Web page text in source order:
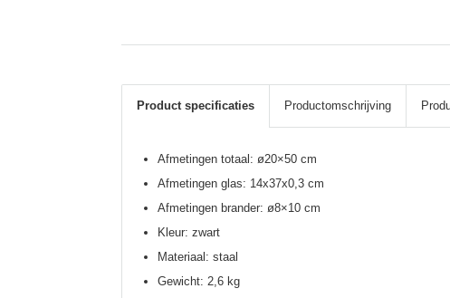
Product specificaties Productomschrijving
Afmetingen totaal: ø20×50 cm
Afmetingen glas: 14x37x0,3 cm
Afmetingen brander: ø8×10 cm
Kleur: zwart
Materiaal: staal
Gewicht: 2,6 kg